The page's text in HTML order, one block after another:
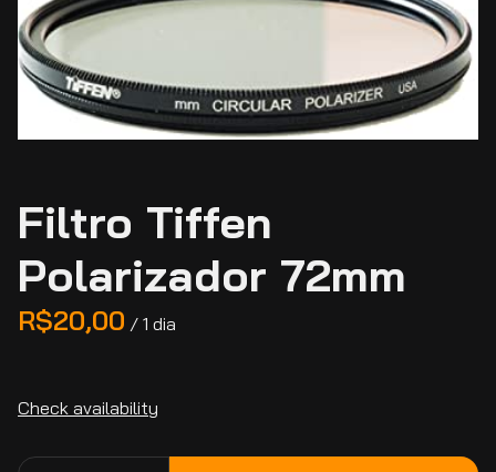
Filtro Tiffen
Polarizador 72mm
/